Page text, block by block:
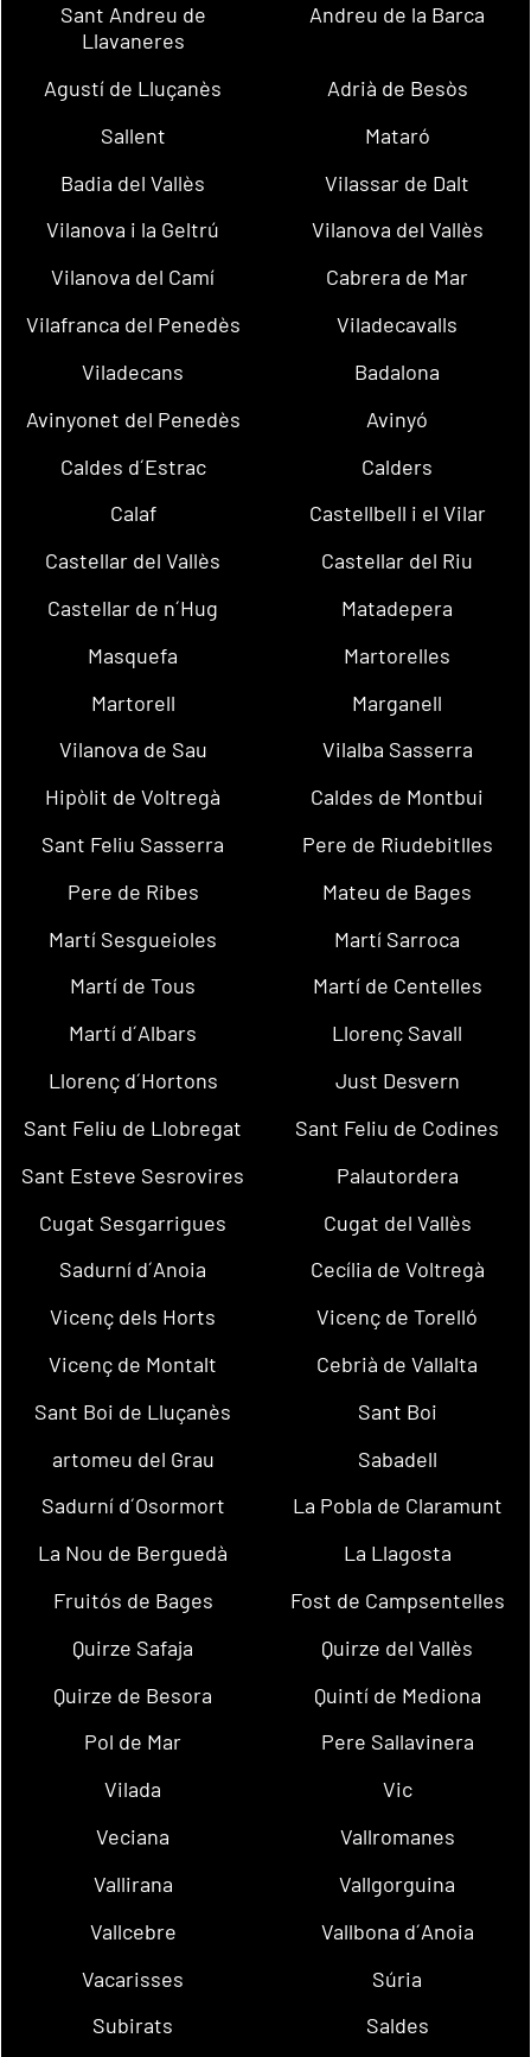
Sant Andreu de
Llavaneres
Andreu de la Barca
Agustí de Lluçanès
Adrià de Besòs
Sallent
Mataró
Badia del Vallès
Vilassar de Dalt
Vilanova i la Geltrú
Vilanova del Vallès
Vilanova del Camí
Cabrera de Mar
Vilafranca del Penedès
Viladecavalls
Viladecans
Badalona
Avinyonet del Penedès
Avinyó
Caldes d´Estrac
Calders
Calaf
Castellbell i el Vilar
Castellar del Vallès
Castellar del Riu
Castellar de n´Hug
Matadepera
Masquefa
Martorelles
Martorell
Marganell
Vilanova de Sau
Vilalba Sasserra
Hipòlit de Voltregà
Caldes de Montbui
Sant Feliu Sasserra
Pere de Riudebitlles
Pere de Ribes
Mateu de Bages
Martí Sesgueioles
Martí Sarroca
Martí de Tous
Martí de Centelles
Martí d´Albars
Llorenç Savall
Llorenç d´Hortons
Just Desvern
Sant Feliu de Llobregat
Sant Feliu de Codines
Sant Esteve Sesrovires
Palautordera
Cugat Sesgarrigues
Cugat del Vallès
Sadurní d´Anoia
Cecília de Voltregà
Vicenç dels Horts
Vicenç de Torelló
Vicenç de Montalt
Cebrià de Vallalta
Sant Boi de Lluçanès
Sant Boi
artomeu del Grau
Sabadell
Sadurní d´Osormort
La Pobla de Claramunt
La Nou de Berguedà
La Llagosta
Fruitós de Bages
Fost de Campsentelles
Quirze Safaja
Quirze del Vallès
Quirze de Besora
Quintí de Mediona
Pol de Mar
Pere Sallavinera
Vilada
Vic
Veciana
Vallromanes
Vallirana
Vallgorguina
Vallcebre
Vallbona d´Anoia
Vacarisses
Súria
Subirats
Saldes